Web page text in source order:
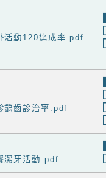
活動120達成率.pdf
齲齒診治率.pdf
潔牙活動.pdf